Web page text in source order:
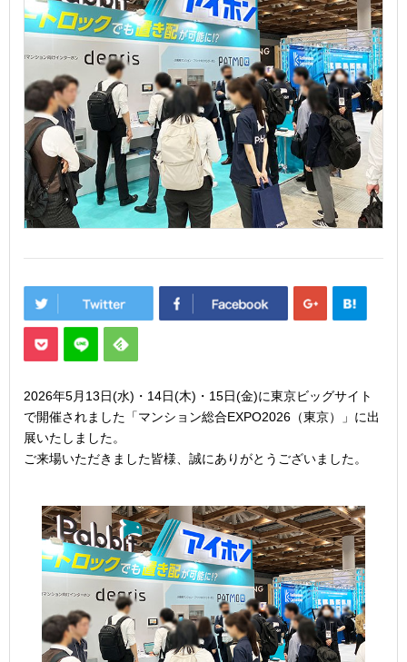
2026年5月13日(水)・14日(木)・15日(金)に東京ビッグサイト
で開催されました「マンション総合EXPO2026（東京）」に出
展いたしました。
ご来場いただきました皆様、誠にありがとうございました。